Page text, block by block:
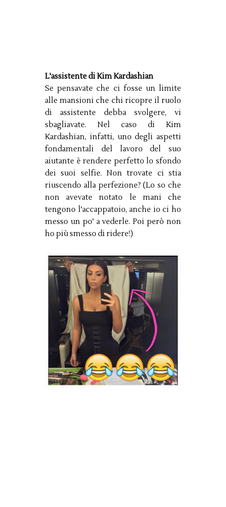
L'assistente di Kim Kardashian
Se pensavate che ci fosse un limite
alle mansioni che chi ricopre il ruolo
di assistente debba svolgere, vi
sbagliavate. Nel caso di Kim
Kardashian, infatti, uno degli aspetti
fondamentali del lavoro del suo
aiutante è rendere perfetto lo sfondo
dei suoi selfie. Non trovate ci stia
riuscendo alla perfezione? (Lo so che
non avevate notato le mani che
tengono l'accappatoio, anche io ci ho
messo un po' a vederle. Poi però non
ho più smesso di ridere!)